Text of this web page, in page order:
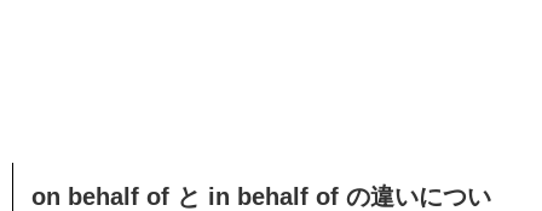
on behalf of と in behalf of の違いについ